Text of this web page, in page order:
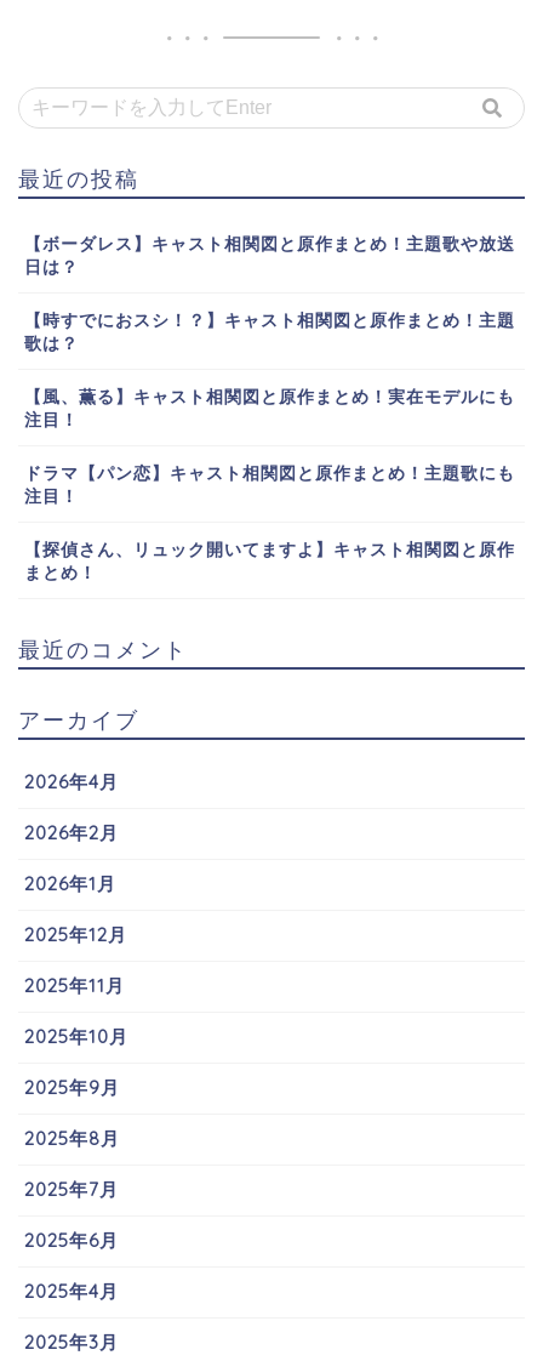
最近の投稿
【ボーダレス】キャスト相関図と原作まとめ！主題歌や放送
日は？
【時すでにおスシ！？】キャスト相関図と原作まとめ！主題
歌は？
【風、薫る】キャスト相関図と原作まとめ！実在モデルにも
注目！
ドラマ【パン恋】キャスト相関図と原作まとめ！主題歌にも
注目！
【探偵さん、リュック開いてますよ】キャスト相関図と原作
まとめ！
最近のコメント
アーカイブ
2026年4月
2026年2月
2026年1月
2025年12月
2025年11月
2025年10月
2025年9月
2025年8月
2025年7月
2025年6月
2025年4月
2025年3月